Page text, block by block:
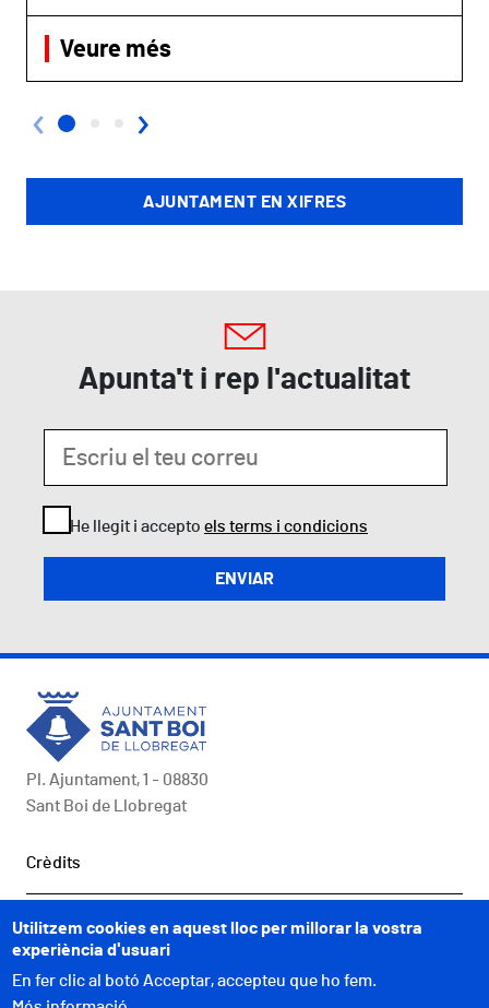
Veure més
‹ ›
AJUNTAMENT EN XIFRES
Apunta't i rep l'actualitat
He llegit i accepto els terms i condicions
Pl. Ajuntament, 1 - 08830
Sant Boi de Llobregat
Peu
Crèdits
COMUNICACIÓ
A UN CLIC
Utilitzem cookies en aquest lloc per millorar la vostra
experiència d'usuari
En fer clic al botó Acceptar, accepteu que ho fem.